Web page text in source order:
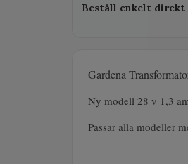
Beställ enkelt direkt
Gardena
Ny modell 28 v 1,3
Passar alla modeller